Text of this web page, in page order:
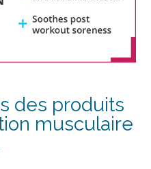
des produits
musculaire